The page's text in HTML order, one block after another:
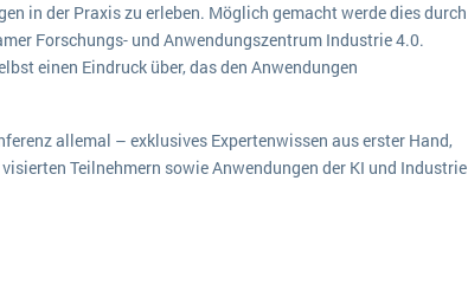
in der Praxis zu erleben. Möglich gemacht werde dies durch
Forschungs- und Anwendungszentrum Industrie 4.0.
einen Eindruck über, das den Anwendungen
allemal – exklusives Expertenwissen aus erster Hand,
Teilnehmern sowie Anwendungen der KI und Industrie